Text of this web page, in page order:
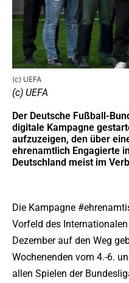
(c) UEFA
(c) UEFA
Der Deutsche Fußball-
digitale Kampagne
aufzuzeigen, den über
ehrenamtlich Engagierte
Deutschland meist im
Die Kampagne
Vorfeld des
Dezember auf den Weg
Wochenenden vom 4.-6.
allen Spielen der